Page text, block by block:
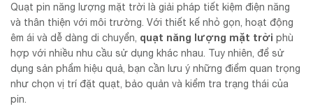
Quạt pin năng lượng mặt trời là giải pháp tiết kiệm điện năng
và thân thiện với môi trường. Với thiết kế nhỏ gọn, hoạt động
êm ái và dễ dàng di chuyển, quạt năng lượng mặt trời phù
hợp với nhiều nhu cầu sử dụng khác nhau. Tuy nhiên, để sử
dụng sản phẩm hiệu quả, bạn cần lưu ý những điểm quan trọng
như chọn vị trí đặt quạt, bảo quản và kiểm tra trạng thái của
pin.